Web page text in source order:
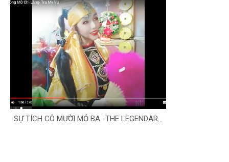
SỰ TÍCH CÔ MƯỜI MỎ BA -THE LEGENDAR...